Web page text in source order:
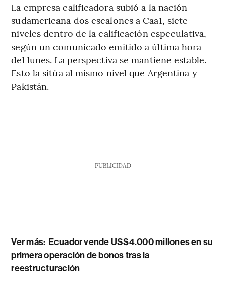
La empresa calificadora subió a la nación
sudamericana dos escalones a Caa1, siete
niveles dentro de la calificación especulativa,
según un comunicado emitido a última hora
del lunes. La perspectiva se mantiene estable.
Esto la sitúa al mismo nivel que Argentina y
Pakistán.
PUBLICIDAD
Ver más: Ecuador vende US$4.000 millones en su
primera operación de bonos tras la
reestructuración